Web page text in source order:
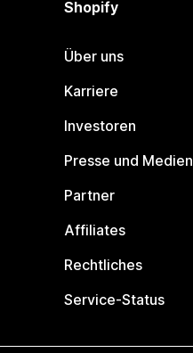
Shopify
Über uns
Karriere
Investoren
Presse und Medien
Partner
Affiliates
Rechtliches
Service-Status